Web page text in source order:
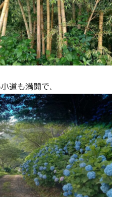
道も満開で、